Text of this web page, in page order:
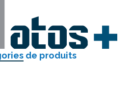
de produits